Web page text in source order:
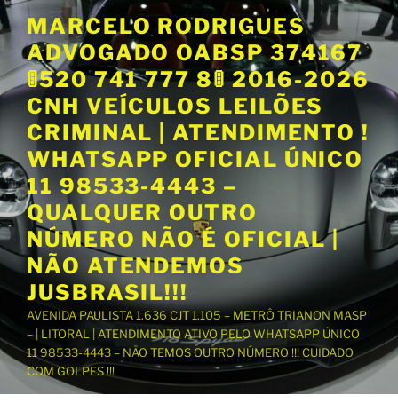
P
u
a
r
r
a
o
c
o
n
t
ú
d
MARCELO RODRIGUES
ADVOGADO OABSP 374167
🚦520 741 777 8🚦 2016-2026
CNH VEÍCULOS LEILÕES
CRIMINAL | ATENDIMENTO !
WHATSAPP OFICIAL ÚNICO
11 98533-4443 –
QUALQUER OUTRO
NÚMERO NÃO É OFICIAL |
NÃO ATENDEMOS
JUSBRASIL!!!
AVENIDA PAULISTA 1.636 CJT 1.105 – METRÔ TRIANON MASP
– | LITORAL | ATENDIMENTO ATIVO PELO WHATSAPP ÚNICO
11 98533-4443 – NÃO TEMOS OUTRO NÚMERO !!! CUIDADO
COM GOLPES !!!